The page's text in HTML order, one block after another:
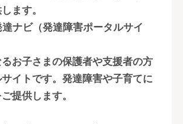
ます。
ナビ（発達障害ポータルサイ
お子さまの保護者や支援者の方
イトです。発達障害や子育てに
提供します。